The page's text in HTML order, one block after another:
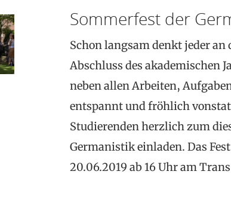
Sommerfest der
Schon langsam denkt jeder
Abschluss des akademischen
neben allen Arbeiten,
entspannt und fröhlich
Studierenden herzlich zum
Germanistik einladen. Das
20.06.2019 ab 16 Uhr am